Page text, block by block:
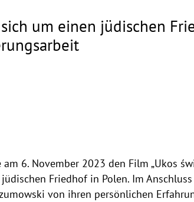
um einen jüdischen
6. November 2023 den Film „Ukos
Friedhof in Polen. Im
von ihren persönlichen